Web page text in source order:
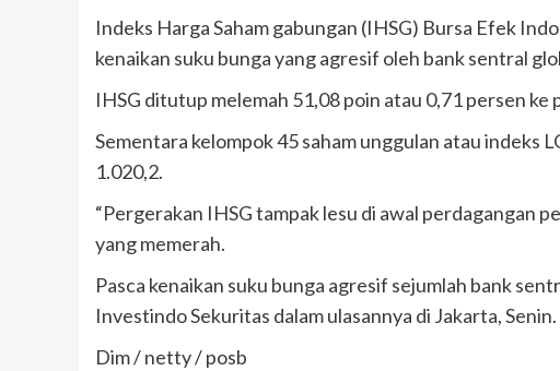
Indeks Harga Saham gabungan (IHSG) Bursa Efek
kenaikan suku bunga yang agresif oleh bank sentral
IHSG ditutup melemah 51,08 poin atau 0,71 persen
Sementara kelompok 45 saham unggulan atau indeks
1.020,2.
“Pergerakan IHSG tampak lesu di awal perdagangan
yang memerah.
Pasca kenaikan suku bunga agresif sejumlah bank
Investindo Sekuritas dalam ulasannya di Jakarta, Senin.
Dim / netty / posb